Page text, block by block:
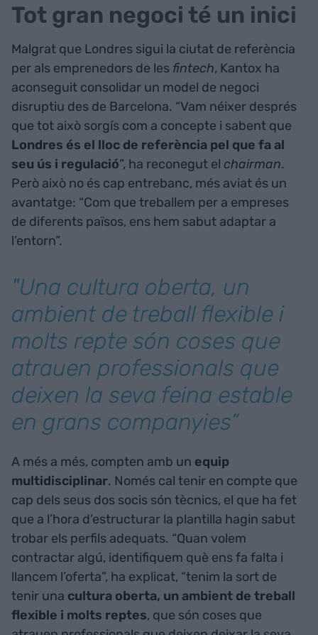
Tot gran negoci té un inici
Malgrat que Londres sigui la ciutat de referència
per als emprenedors de les fintech, Kantox ha
aconseguit consolidar un model de negoci
disruptiu des de Barcelona. “Vam néixer després
que tot això sorgís com a concepte i sabent que
Londres és el lloc de referència pel que fa al
seu ús i regulació”, ha reconegut el chairman.
Però això no és cap entrebanc, més aviat és un
avantatge: “Com que treballem per a empreses
de diferents països, ens hem sabut adaptar a
l’entorn”.
"Una cultura oberta, un
ambient de treball flexible i
molts repte són coses que
atrauen professionals que
deixen la seva feina estable
en grans companyies”
A més a més, compten amb un equip
multidisciplinar. Només cal tenir en compte que
cap dels seus dos socis són tècnics, el que ha fet
que a l’hora d’estructurar la plantilla hagin sabut
trobar els perfils adequats. “Quan volem
contractar algú, identifiquem què ens fa falta i
llancem l’oferta”, ha explicat, “tenim la sort de
tenir una cultura oberta, un ambient de treball
flexible i molts reptes, que són coses que